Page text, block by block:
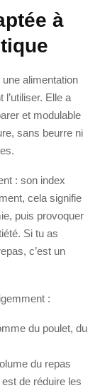
à
alimentation
Elle a
et modulable
sans beurre ni
: son index
cela signifie
puis provoquer
Si tu as
c’est un
:
du poulet, du
du repas
de réduire les